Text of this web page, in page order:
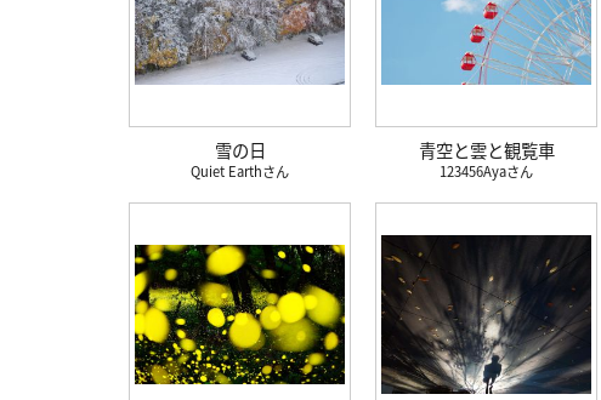
雪の日
Quiet Earth
青空と雲と観覧車
123456Aya